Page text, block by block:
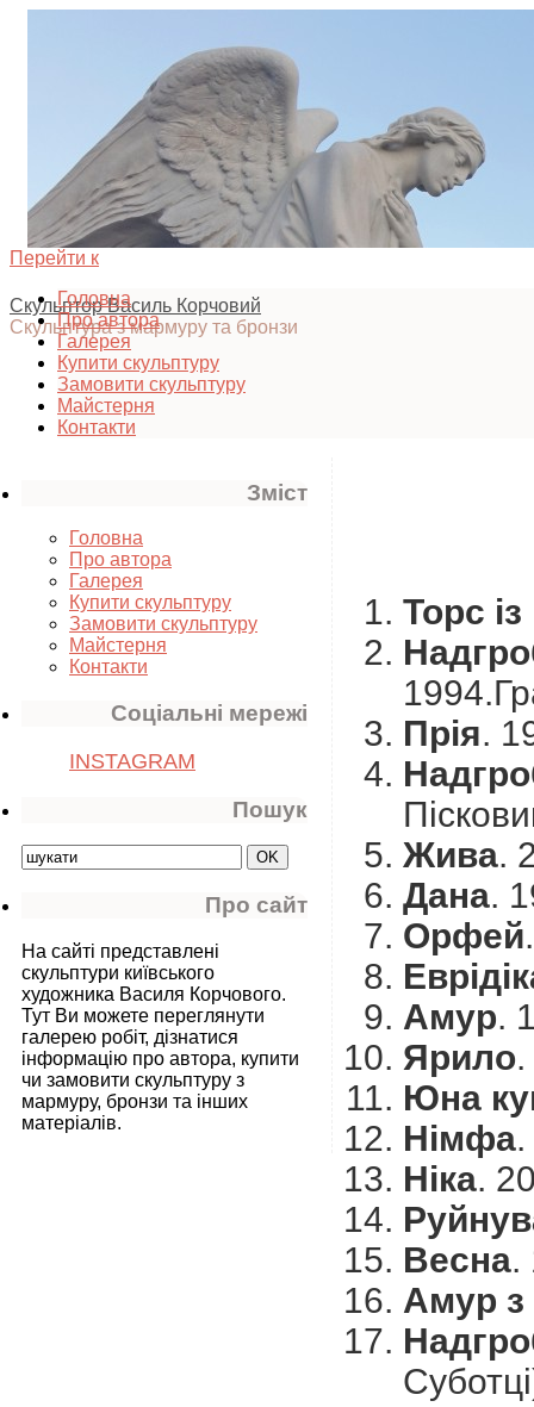
Скульптор Василь Корчовий
Скульптура з мармуру та бронзи
Перейти к
Головна
Про автора
Галерея
Купити скульптуру
Замовити скульптуру
Майстерня
Контакти
Торс
Прія.
Жива.
Дана.
Орфей
Амур.
Ярило
Юна
Німфа
Ніка.
Весна.
Амур з
Зміст
Головна
Про автора
Галерея
Купити скульптуру
Замовити скульптуру
Майстерня
Контакти
Соціальні мережі
INSTAGRAM
Пошук
Про сайт
На сайті представлені
скульптури київського
художника Василя Корчового.
Тут Ви можете переглянути
галерею робіт, дізнатися
інформацію про автора, купити
чи замовити скульптуру з
мармуру, бронзи та інших
матеріалів.